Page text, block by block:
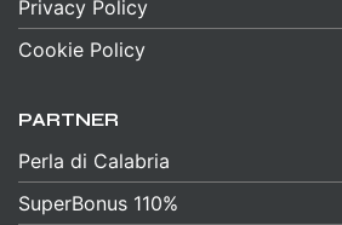
Privacy Policy
Cookie Policy
PARTNER
Perla di Calabria
SuperBonus 110%